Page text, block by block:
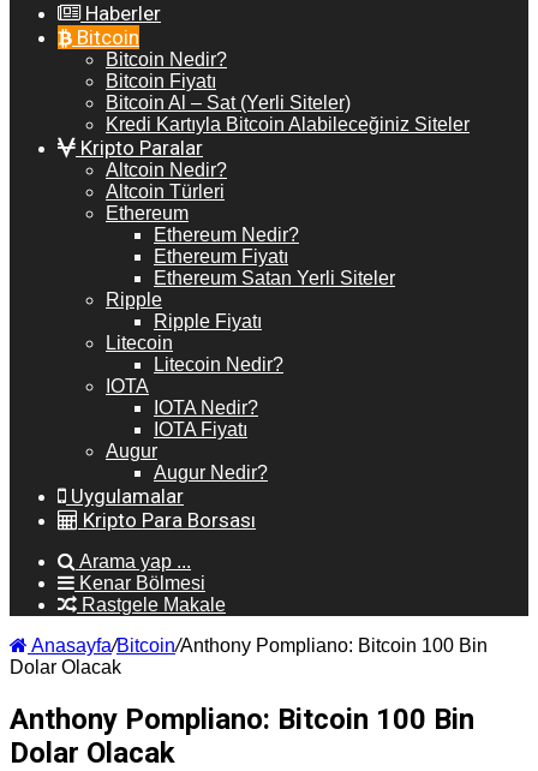
Haberler
Bitcoin
Bitcoin Nedir?
Bitcoin Fiyatı
Bitcoin Al – Sat (Yerli Siteler)
Kredi Kartıyla Bitcoin Alabileceğiniz Siteler
Kripto Paralar
Altcoin Nedir?
Altcoin Türleri
Ethereum
Ethereum Nedir?
Ethereum Fiyatı
Ethereum Satan Yerli Siteler
Ripple
Ripple Fiyatı
Litecoin
Litecoin Nedir?
IOTA
IOTA Nedir?
IOTA Fiyatı
Augur
Augur Nedir?
Uygulamalar
Kripto Para Borsası
Arama yap ...
Kenar Bölmesi
Rastgele Makale
Anasayfa/Bitcoin/Anthony Pompliano: Bitcoin 100 Bin
Dolar Olacak
Anthony Pompliano: Bitcoin 100 Bin
Dolar Olacak